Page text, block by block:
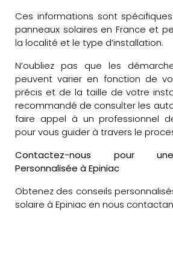
Ces informations sont
panneaux solaires en France et
la localité et le type d’installation.
N’oubliez pas que les
peuvent varier en fonction de
précis et de la taille de votre
recommandé de consulter les
faire appel à un professionnel
pour vous guider à travers le
Contactez-nous pour
Personnalisée à Epiniac
Obtenez des conseils
solaire à Epiniac en nous